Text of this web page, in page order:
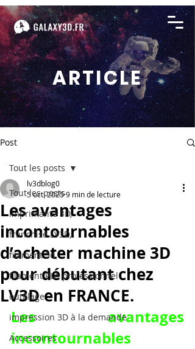
ARTICLE
Post
Tout les posts
imprimante 3D,
franchise LV3D,
filament 3d,
filament PLA professionnel
outillage
impression 3D à la demande
Accessoires
Tout les posts
Les avantages
incontournables
d’acheter machine 3D
pour débutant chez
LV3D en FRANCE.
lv3dblog0
5 oct. 20259 min de lecture
Les avantages
incontournables